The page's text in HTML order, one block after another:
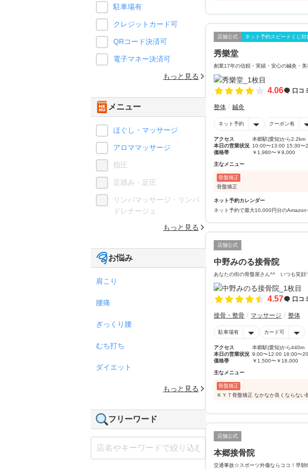
店舗公式 ネット予約スピードくじ対
秀樂堂
創業17年の信頼・実績・安心の鍼灸・
4.06 口コ
整体 鍼灸
ネット予約 クーポン有
アクセス
本郷駅(愛知)から2.2km
本日の営業状況 10:00〜13:00 15:30〜
価格帯
￥1,980〜￥9,000
主なメニュー
骨盤矯正
骨盤矯正
ネット予約カレンダー
ネット予約で最大10,000円分のAmazon
店舗公式
中野みのる接骨院
あなたの街の骨盤屋さん^^ いつも笑顔
4.57 口コ
接骨・整骨 マッサージ 整体
駐車場有 カード可
アクセス
本郷駅(愛知)から440m
本日の営業状況 9:00〜12:00 16:00〜
価格帯
￥1,500〜￥18,000
主なメニュー
骨盤矯正
ＫＹＴ骨盤矯正 なかなか良くならない
店舗公式
本郷接骨院
交通事故☆スポーツ外傷ならココ！早朝
駐車場有
クレジットカード可
QRコード決済可
電子マネー決済可
もっと見る
メニュー
ほぐし・マッサージ
アロママッサージ
指圧
足踏み・足圧
リンパマッサージ・リンパ
ドレナージュ
もっと見る
お悩み
肩こり
腰痛
ぎっくり腰
むち打ち
ダイエット
もっと見る
フリーワード